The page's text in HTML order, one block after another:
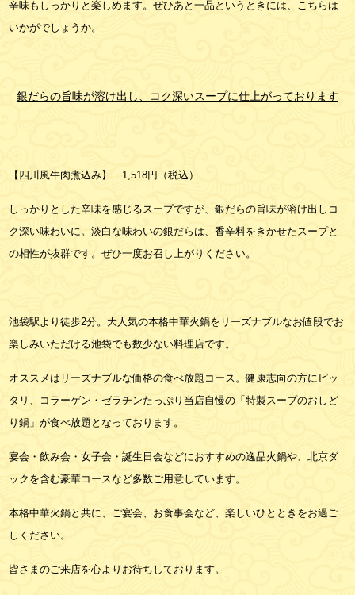
辛味もしっかりと楽しめます。ぜひあと一品というときには、こちらは
いかがでしょうか。
銀だらの旨味が溶け出し、コク深いスープに仕上がっております
【四川風牛肉煮込み】 1,518円（税込）
しっかりとした辛味を感じるスープですが、銀だらの旨味が溶け出しコ
ク深い味わいに。淡白な味わいの銀だらは、香辛料をきかせたスープと
の相性が抜群です。ぜひ一度お召し上がりください。
池袋駅より徒歩2分。大人気の本格中華火鍋をリーズナブルなお値段でお
楽しみいただける池袋でも数少ない料理店です。
オススメはリーズナブルな価格の食べ放題コース。健康志向の方にピッ
タリ、コラーゲン・ゼラチンたっぷり当店自慢の「特製スープのおしど
り鍋」が食べ放題となっております。
宴会・飲み会・女子会・誕生日会などにおすすめの逸品火鍋や、北京ダ
ックを含む豪華コースなど多数ご用意しています。
本格中華火鍋と共に、ご宴会、お食事会など、楽しいひとときをお過ご
しください。
皆さまのご来店を心よりお待ちしております。